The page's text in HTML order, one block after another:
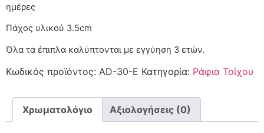
Πάχος υλικού 3.5cm
Όλα τα έπιπλα καλύπτονται με εγγύηση 3 ετών.
Κωδικός προϊόντος: AD-30-E Κατηγορία: Ράφια Τοίχου
Χρωματολόγιο Αξιολογήσεις (0)